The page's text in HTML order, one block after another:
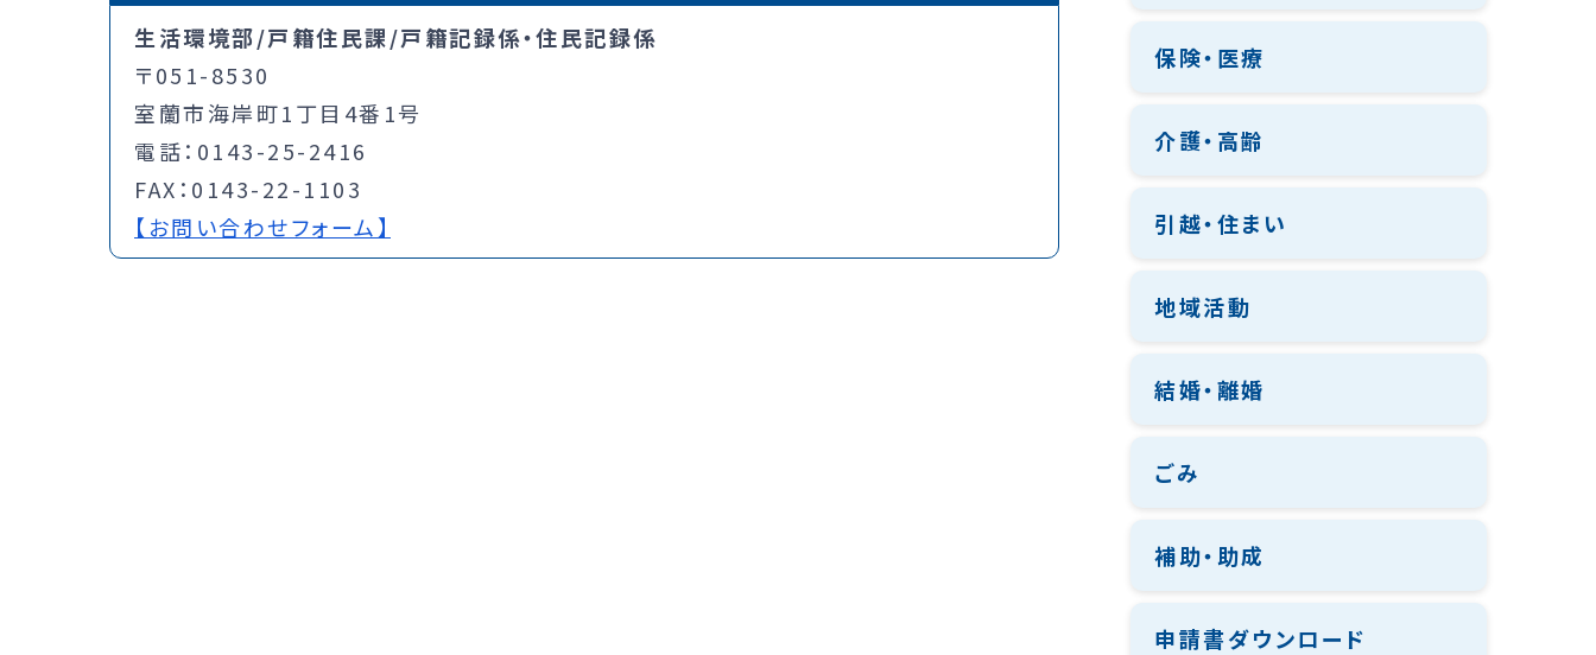
生活環境部/戸籍住民課/戸籍記録係・住民記録係
〒051-8530
室蘭市海岸町1丁目4番1号
電話：0143-25-2416
FAX：0143-22-1103
【お問い合わせフォーム】
保険・医療
介護・高齢
引越・住まい
地域活動
結婚・離婚
ごみ
補助・助成
申請書ダウンロード